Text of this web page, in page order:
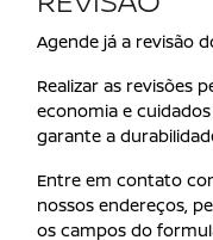
Agende já a revisão
Realizar as revisões
economia e
garante a
Entre em contato
nossos endereços,
os campos do